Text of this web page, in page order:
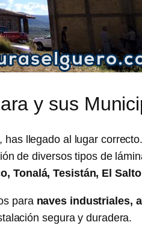
y sus
, has llegado al lugar
de diversos tipos de
Tonalá, Tesistán, El
para naves industriales,
segura y duradera.